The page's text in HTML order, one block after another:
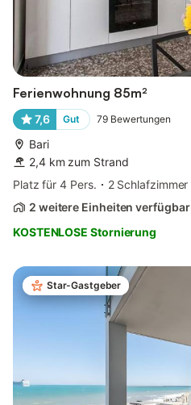
Ferienwohnung 85m²
7,6 Gut 79 Bewertungen
Bari
2,4 km zum Strand
Platz für 4 Pers.
2 Schlafzimmer
2 weitere Einheiten verfügbar
KOSTENLOSE Stornierung
Star-Gastgeber